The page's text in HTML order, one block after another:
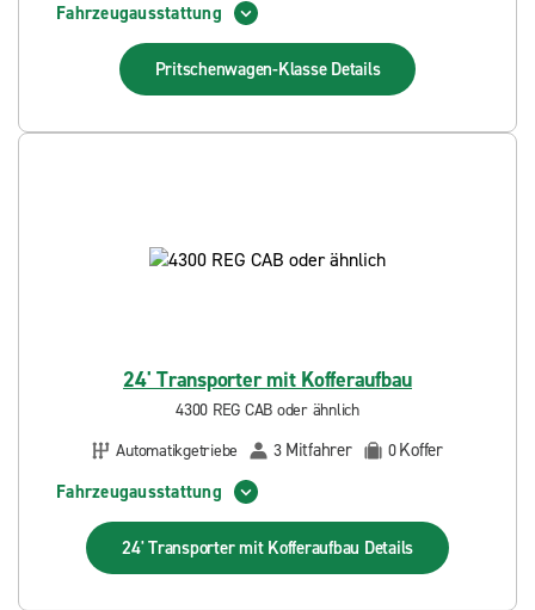
Fahrzeugausstattung
Pritschenwagen-Klasse Details
24' Transporter mit Kofferaufbau
4300 REG CAB oder ähnlich
Automatikgetriebe
3 Mitfahrer 0Koffer
Fahrzeugausstattung
24' Transporter mit Kofferaufbau Details